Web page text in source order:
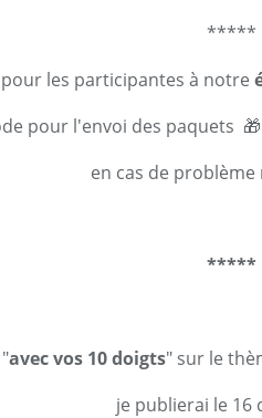
*****
pour les participantes à notre
pour l'envoi des paquets
en cas de
*****
avec vos 10 doigts" sur le
je publierai le 16